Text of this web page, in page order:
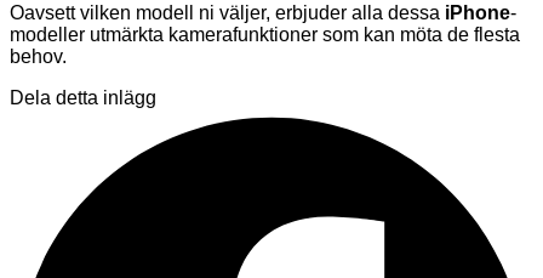
Oavsett vilken modell ni väljer, erbjuder alla dessa iPhone-
modeller utmärkta kamerafunktioner som kan möta de flesta
behov.
Dela detta inlägg